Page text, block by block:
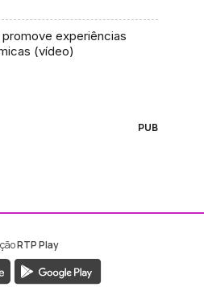
experiências
(vídeo)
PUB
RTP Play